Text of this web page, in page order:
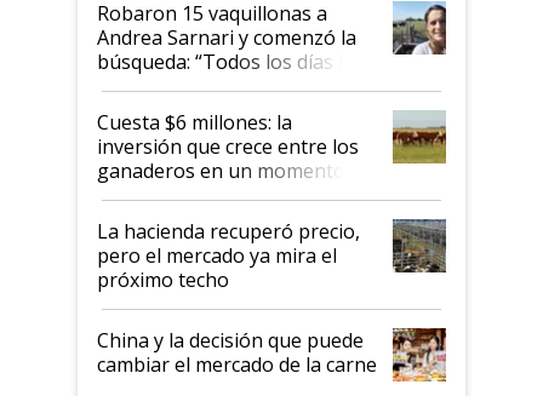
Robaron 15 vaquillonas a
Andrea Sarnari y comenzó la
búsqueda: “Todos los días le
toca a algún productor”
Cuesta $6 millones: la
inversión que crece entre los
ganaderos en un momento
histórico para la actividad
La hacienda recuperó precio,
pero el mercado ya mira el
próximo techo
China y la decisión que puede
cambiar el mercado de la carne